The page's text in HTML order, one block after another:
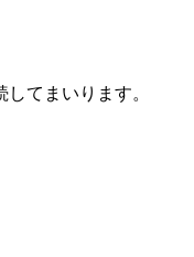
てまいります。